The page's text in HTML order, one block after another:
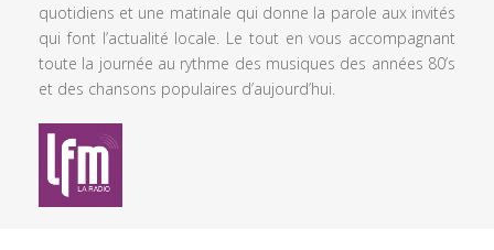
quotidiens et une matinale qui donne la parole aux invités
qui font l’actualité locale. Le tout en vous accompagnant
toute la journée au rythme des musiques des années 80’s
et des chansons populaires d’aujourd’hui.